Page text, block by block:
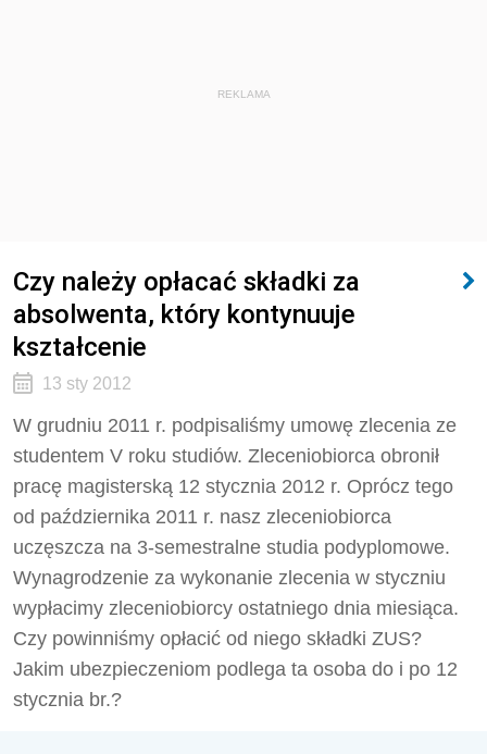
REKLAMA
Czy należy opłacać składki za
absolwenta, który kontynuuje
kształcenie
13 sty 2012
W grudniu 2011 r. podpisaliśmy umowę zlecenia ze
studentem V roku studiów. Zleceniobiorca obronił
pracę magisterską 12 stycznia 2012 r. Oprócz tego
od października 2011 r. nasz zleceniobiorca
uczęszcza na 3-semestralne studia podyplomowe.
Wynagrodzenie za wykonanie zlecenia w styczniu
wypłacimy zleceniobiorcy ostatniego dnia miesiąca.
Czy powinniśmy opłacić od niego składki ZUS?
Jakim ubezpieczeniom podlega ta osoba do i po 12
stycznia br.?